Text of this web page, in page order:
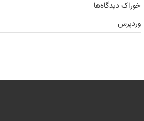
خوراک دیدگاه‌ها
وردپرس